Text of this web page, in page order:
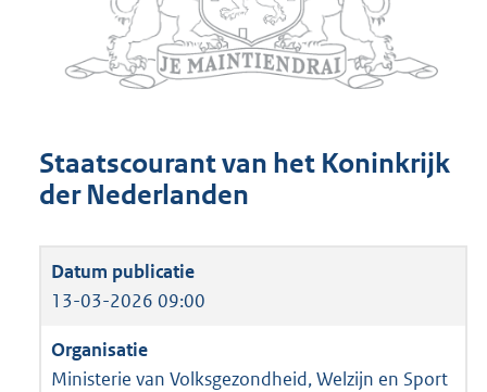
Staatscourant van het Koninkrijk
der Nederlanden
13-03-2026 09:00
Ministerie van Volksgezondheid, Welzijn en Sport